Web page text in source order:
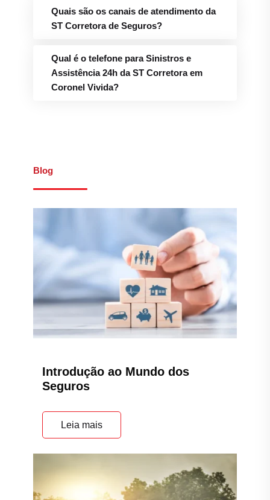
Quais são os canais de atendimento da
ST Corretora de Seguros?
Qual é o telefone para Sinistros e
Assistência 24h da ST Corretora em
Coronel Vivida?
Blog
Introdução ao Mundo dos
Seguros
Leia mais